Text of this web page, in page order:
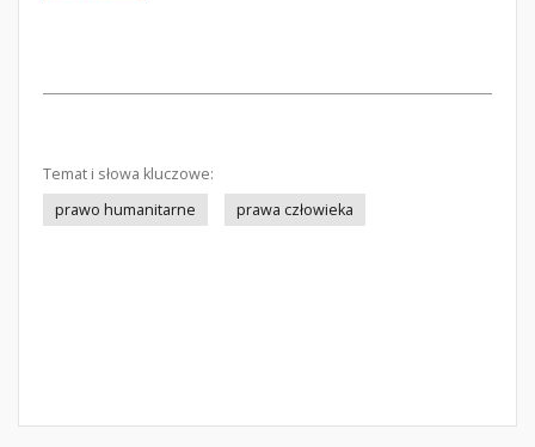
Temat i słowa kluczowe:
prawo humanitarne
prawa człowieka